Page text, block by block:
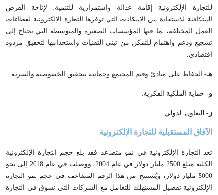
للتجارة الإلكترونية إقامة عدالة واستمرارية للتنمية، لإتاحة الفرص
المتكافئة للاستفادة من الإمكانات التي توفرها التجارة الإلكترونية لقطاعات
العمل المختلفة، بما فيها المؤسسات الصغيرة والمتوسطة التي تحتاج إلى
تشجيع ودعم واهتمام للتمكن من تبني التقنيات واستخدامها لتحقيق مردود
اقتصادي.
هـ- الحفاظ على مبادئ وقيم المجتمع وحمايته بتحقيق الخصوصية والسرية.
و- حماية الملكية الفكرية.
ز- ا لتعاون الدولي
الآفاق المستقبلية للتجارة الإلكترونية
تعد التجارة الإلكترونية في نمو متصاعد فقد بلغ حجم التجارة الإلكترونية
الكلية مبلغ 2500 مليار دولار في عام 2004، ووصلت في عام 2018 إلى نحو
5000 مليار دولار، ويُستنتج من هذا الرقم المضاعف في حجم نمو التجارة
الإلكترونية تفضيل المستهلك للتعامل مع الشركات التي تسوق في التجارة